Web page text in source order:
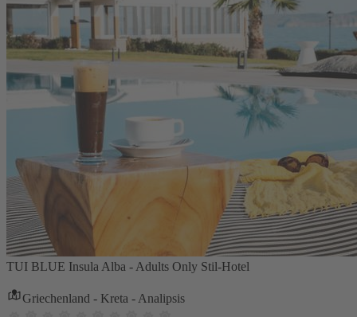
TUI BLUE Insula Alba - Adults Only Stil-Hotel
Griechenland - Kreta - Analipsis